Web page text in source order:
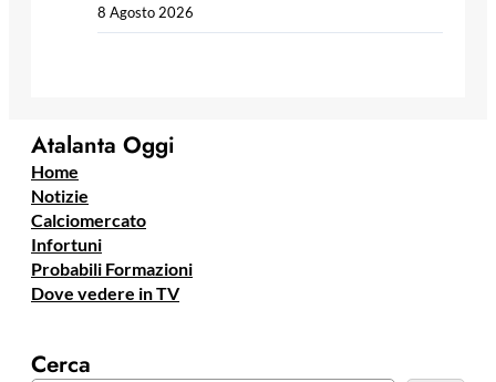
8 Agosto 2026
Atalanta Oggi
Home
Notizie
Calciomercato
Infortuni
Probabili Formazioni
Dove vedere in TV
Cerca